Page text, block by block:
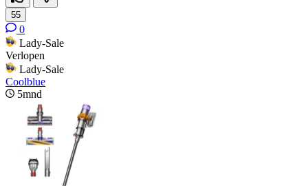
55
0
Lady-Sale
Verlopen
Lady-Sale
Coolblue
5mnd